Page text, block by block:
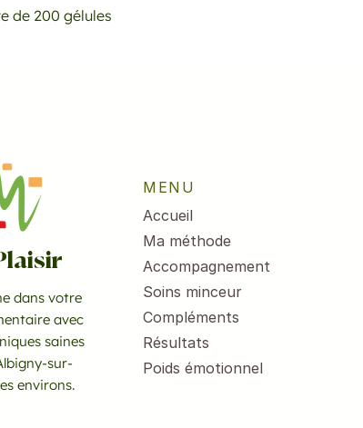
de 200 gélules
dans votre
avec
saines
sur-
environs.
MENU
Accueil
Ma méthode
Accompagnement
Soins minceur
Compléments
Résultats
Poids émotionnel